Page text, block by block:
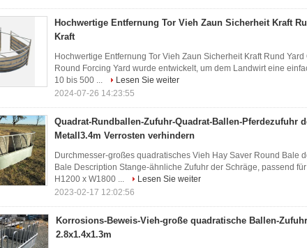
Hochwertige Entfernung Tor Vieh Zaun Sicherheit Kraft
Kraft
Hochwertige Entfernung Tor Vieh Zaun Sicherheit Kraft Rund
Round Forcing Yard wurde entwickelt, um dem Landwirt eine
10 bis 500 ...
Lesen Sie weiter
2024-07-26 14:23:55
Quadrat-Rundballen-Zufuhr-Quadrat-Ballen-Pferdezufuhr
Metall3.4m Verrosten verhindern
Durchmesser-großes quadratisches Vieh Hay Saver Round Bale
Bale Description Stange-ähnliche Zufuhr der Schräge, passend
H1200 x W1800 ...
Lesen Sie weiter
2023-02-17 12:02:56
Korrosions-Beweis-Vieh-große quadratische Ballen-Zufuhr
2.8x1.4x1.3m